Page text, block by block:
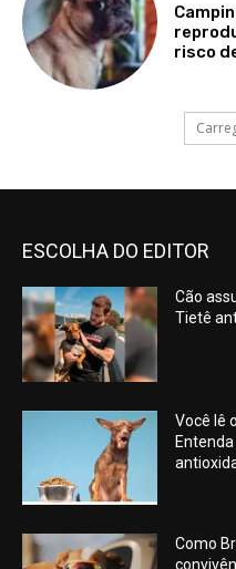
risco
ESCOLHA DO EDITOR
Cão
Tietê
Você lê
Como